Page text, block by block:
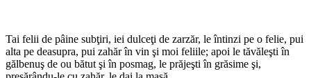
Tai felii de pâine subţiri, iei dulceţi de zarzăr, le întinzi pe o felie, pui
alta pe deasupra, pui zahăr în vin şi moi feliile; apoi le tăvăleşti în
gălbenuş de ou bătut şi în posmag, le prăjeşti în grăsime şi,